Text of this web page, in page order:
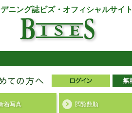
ニング誌ビズ・オフィシャルサイト
着写真 閲覧数順